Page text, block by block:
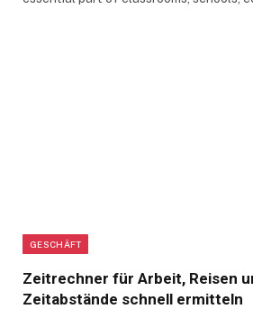
GESCHÄFT
Zeitrechner für Arbeit, Reisen
Zeitabstände schnell ermitteln